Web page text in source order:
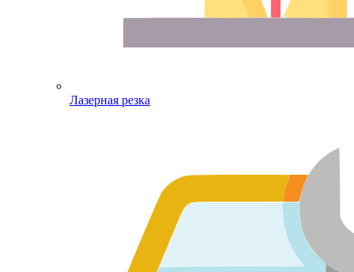
Лазерная резка